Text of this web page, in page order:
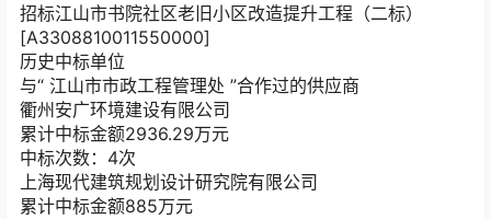
招标江山市书院社区老旧小区改造提升工程（二标）
[A3308810011550000]
历史中标单位
与“ 江山市市政工程管理处 ”合作过的供应商
衢州安广环境建设有限公司
累计中标金额2936.29万元
中标次数：4次
上海现代建筑规划设计研究院有限公司
累计中标金额885万元